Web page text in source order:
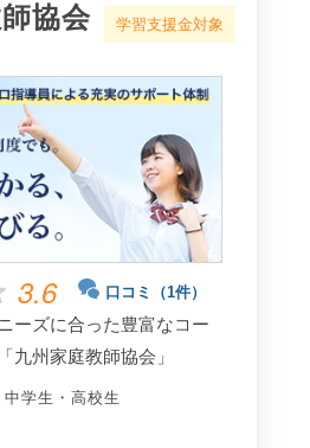
協会 学習支援金対象
3.6 口コミ（1件）
ーズに合った豊富なコー
九州家庭教師協会」
中学生 ・ 高校生